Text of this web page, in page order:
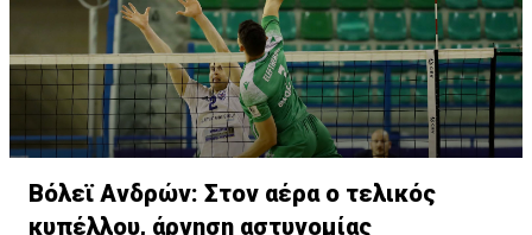
Βόλεϊ Ανδρών: Στον αέρα ο τελικός
κυπέλλου, άρνηση αστυνομίας